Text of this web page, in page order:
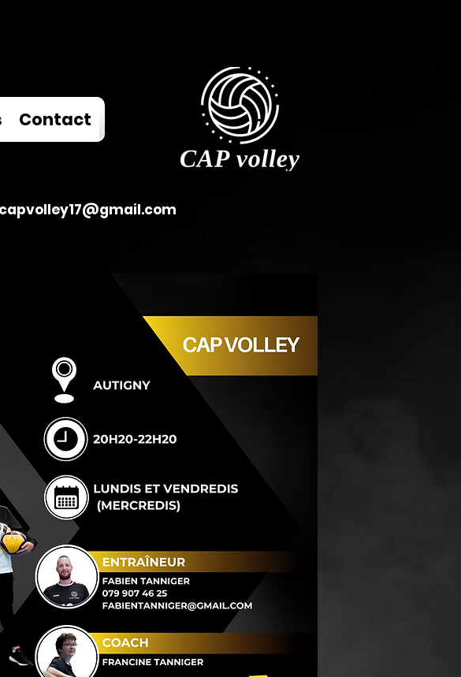
Contact
capvolley17@gmail.com